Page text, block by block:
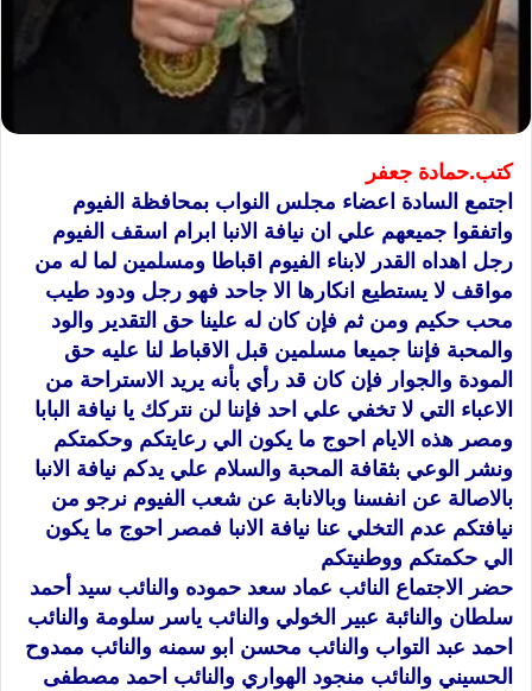
كتب.حمادة جعفر
اجتمع السادة اعضاء مجلس النواب بمحافظة الفيوم
واتفقوا جميعهم علي ان نيافة الانبا ابرام اسقف الفيوم
رجل اهداه القدر لابناء الفيوم اقباطا ومسلمين لما له من
مواقف لا يستطيع انكارها الا جاحد فهو رجل ودود طيب
محب حكيم ومن ثم فإن كان له علينا حق التقدير والود
والمحبة فإننا جميعا مسلمين قبل الاقباط لنا عليه حق
المودة والجوار فإن كان قد رأي بأنه يريد الاستراحة من
الاعباء التي لا تخفي علي احد فإننا لن نتركك يا نيافة البابا
ومصر هذه الايام احوج ما يكون الي رعايتكم وحكمتكم
ونشر الوعي بثقافة المحبة والسلام علي يدكم نيافة الانبا
بالاصالة عن انفسنا وبالانابة عن شعب الفيوم نرجو من
نيافتكم عدم التخلي عنا نيافة الانبا فمصر احوج ما يكون
الي حكمتكم ووطنيتكم
حضر الاجتماع النائب عماد سعد حموده والنائب سيد أحمد
سلطان والنائبة عبير الخولي والنائب ياسر سلومة والنائب
احمد عبد التواب والنائب محسن ابو سمنه والنائب ممدوح
الحسيني والنائب منجود الهواري والنائب احمد مصطفى